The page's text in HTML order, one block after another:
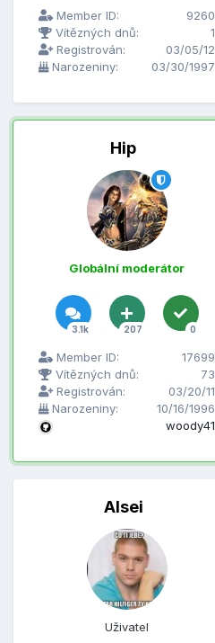
Member ID:
9260
Vítězných dnů:
1
Registrován:
03/05/12
Narozeniny:
03/30/1997
Hip
Globální moderátor
3.1k 207 0
Member ID:
17699
Vítězných dnů:
73
Registrován:
03/20/11
Narozeniny:
10/16/1996
woody41
Alsei
Uživatel